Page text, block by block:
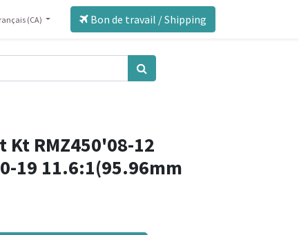
(CA) Bon de travail / Shipping
Kt RMZ450'08-12
19 11.6:1(95.96mm